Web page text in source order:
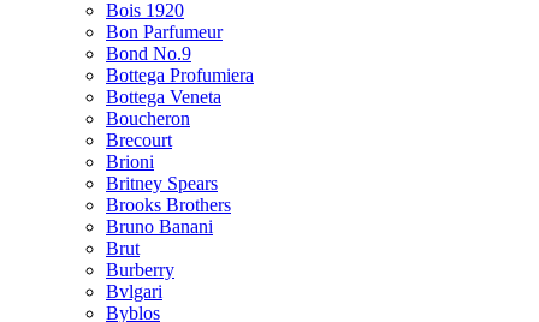
Bois 1920
Bon Parfumeur
Bond No.9
Bottega Profumiera
Bottega Veneta
Boucheron
Brecourt
Brioni
Britney Spears
Brooks Brothers
Bruno Banani
Brut
Burberry
Bvlgari
Byblos